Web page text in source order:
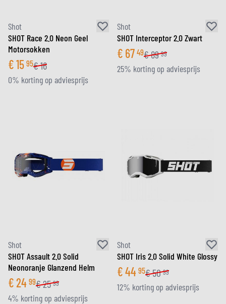
Shot
SHOT Race 2.0 Neon Geel
Motorsokken
€15 95€16
0% korting op adviesprijs
Shot
SHOT Interceptor 2.0 Zwart
€ 67 49€89 99
25% korting op adviesprijs
Shot
SHOT Assault 2.0 Solid
Neonoranje Glanzend Helm
€24 99€25 99
4% korting op adviesprijs
Shot
SHOT Iris 2.0 Solid White Glossy
€44 95€50 99
12% korting op adviesprijs